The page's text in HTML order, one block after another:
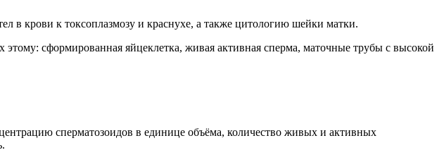
в крови к токсоплазмозу и краснухе, а также цитологию шейки матки.
сформированная яйцеклетка, живая активная сперма, маточные трубы с высокой
сперматозоидов в единице объёма, количество живых и активных